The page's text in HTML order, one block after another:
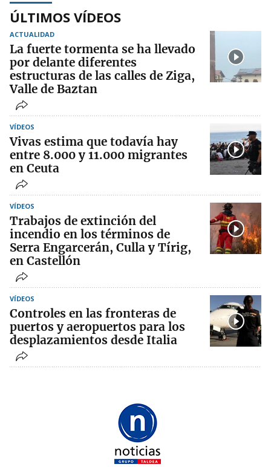
ÚLTIMOS VÍDEOS
ACTUALIDAD
La fuerte tormenta se ha llevado
por delante diferentes
estructuras de las calles de Ziga,
Valle de Baztan
VÍDEOS
Vivas estima que todavía hay
entre 8.000 y 11.000 migrantes
en Ceuta
VÍDEOS
Trabajos de extinción del
incendio en los términos de
Serra Engarcerán, Culla y Tírig,
en Castellón
VÍDEOS
Controles en las fronteras de
puertos y aeropuertos para los
desplazamientos desde Italia